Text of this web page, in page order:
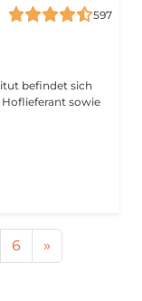
597
sowie
6 »